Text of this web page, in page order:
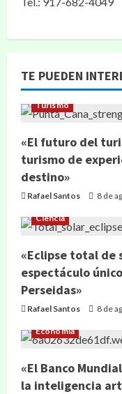
TE PUEDEN
Turismo
«El futuro del
turismo de
destino»
Rafael Santos 8 de
Ciencia
«Eclipse total de
espectáculo
Perseidas»
Rafael Santos 8 de
Economía
«El Banco
la inteligencia